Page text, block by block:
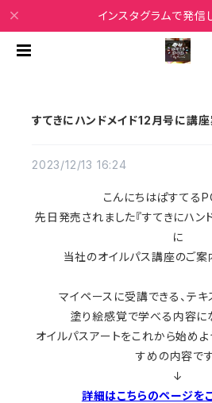
インスタグラムで発信
すてきにハンドメイド12月号に講座
2023/12/13 16:24
こんにちはぱすてる
先日発売されました『すてきにハン
に
当社のオイルパス講座のご案
マイペースに受講できる、テ
塗り絵感覚で学べる内容に
オイルパスアートをこれから始め
すめの内容です
↓
詳細はこちらのページをご